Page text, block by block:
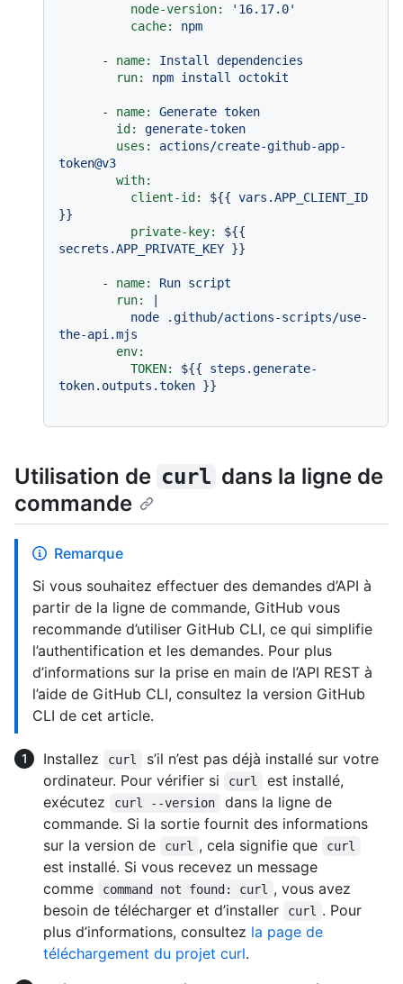
node-version:
'16.17.0'
cache:
npm
- name: Install
dependencies
run:
npm install octokit
- name: Generate token
id:
generate-token
uses:
actions/create-github-app-
token@v3
with:
client-id:
${{ vars.APP_CLIENT_ID
}}
private-key:
${{
secrets.APP_PRIVATE_KEY }}
- name: Run script
run:
env:
TOKEN:
${{
steps.generate-
token.outputs.token }}
Utilisation de curl dans la ligne de
commande
Remarque
Si vous souhaitez effectuer des demandes d’API à
partir de la ligne de commande, GitHub vous
recommande d’utiliser GitHub CLI, ce qui simplifie
l’authentification et les demandes. Pour plus
d’informations sur la prise en main de l’API REST à
l’aide de GitHub CLI, consultez la version GitHub
CLI de cet article.
Installez curl
s’il n’est pas déjà installé sur votre
ordinateur. Pour vérifier si
curl
est installé,
exécutez
curl --version
dans la ligne de
commande. Si la sortie fournit des informations
sur la version de
curl , cela signifie que curl
est installé. Si vous recevez un message
comme
command not found: curl
, vous avez
besoin de télécharger et d’installer
curl
. Pour
plus d’informations, consultez la page de
téléchargement du projet curl.